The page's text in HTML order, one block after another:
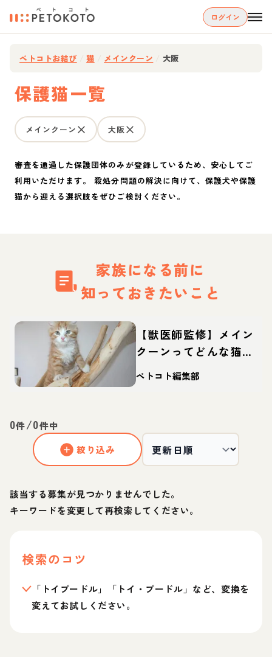
ログイン
ペトコトお結び 猫 メインクーン 大阪
保護猫一覧
メインクーン 大阪
審査を通過した保護団体のみが登録しているため、安心してご
利用いただけます。 殺処分問題の解決に向けて、保護犬や保護
猫から迎える選択肢をぜひご検討ください。
家族になる前に
知っておきたいこと
【獣医師監修】メイン
クーンってどんな猫？
性格・体重・寿命の特
徴・迎え方
ペトコト編集部
0件/0件中
絞り込み
該当する募集が見つかりませんでした。
キーワードを変更して再検索してください。
検索のコツ
「トイプードル」「トイ・プードル」など、変換を
変えてお試しください。